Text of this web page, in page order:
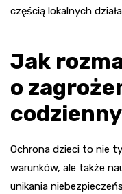
częścią lokalnych
Jak
o
Ochrona dzieci to nie
warunków, ale także
unikania